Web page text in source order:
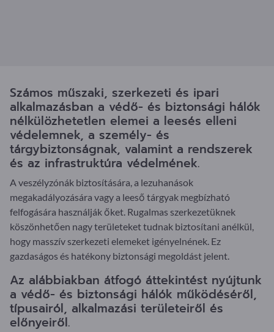
Számos műszaki, szerkezeti és ipari
alkalmazásban a védő- és biztonsági hálók
nélkülözhetetlen elemei a leesés elleni
védelemnek, a személy- és
tárgybiztonságnak, valamint a rendszerek
és az infrastruktúra védelmének.
A veszélyzónák biztosítására, a lezuhanások
megakadályozására vagy a leeső tárgyak megbízható
felfogására használják őket. Rugalmas szerkezetüknek
köszönhetően nagy területeket tudnak biztosítani anélkül,
hogy masszív szerkezeti elemeket igényelnének. Ez
gazdaságos és hatékony biztonsági megoldást jelent.
Az alábbiakban átfogó áttekintést nyújtunk
a védő- és biztonsági hálók működéséről,
típusairól, alkalmazási területeiről és
előnyeiről.